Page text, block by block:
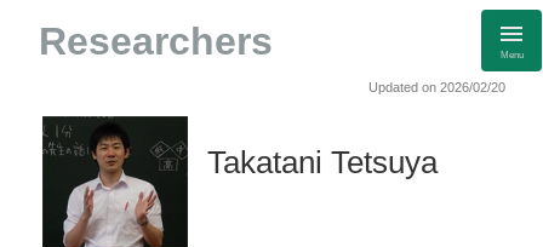
Researchers Menu
Updated on 2026/02/20
Takatani Tetsuya